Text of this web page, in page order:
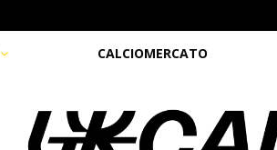
CALCIOMERCATO